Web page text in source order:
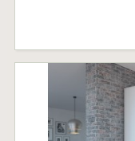
perfekte